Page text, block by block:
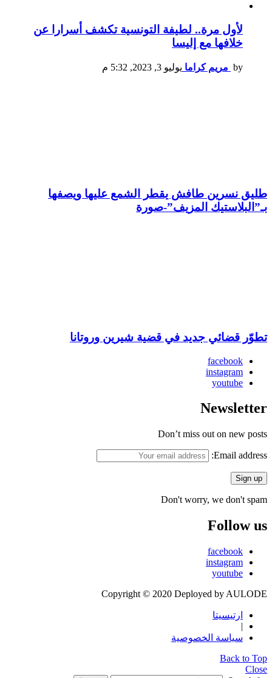
لأول مرة.. لطيفة التونسية تكشف أسرارا عن
خلافها مع إليسا
by مريم كراما يوليو 3, 2023, 5:32 م
طليق نسرين طافش يقطر الشمع عليها ويصفها
بـ”البلاستيك المزيف”-صورة
تطوّر قضائي جديد في قضية شيرين وروتانا
facebook
instagram
youtube
Newsletter
Don’t miss out on new posts
Email address:
Don't worry, we don't spam
Follow us
facebook
instagram
youtube
Copyright © 2020 Deployed by AULODE
ارتيسيتا
|
سياسة الخصوصية
Back to Top
Close